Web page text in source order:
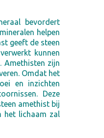
bevordert
helpen
geeft de steen
kunnen
Amethisten zijn
Omdat het
en inzichten
Deze
amethist bij
het lichaam zal